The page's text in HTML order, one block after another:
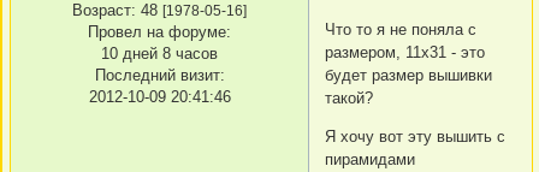
Возраст: 48 [1978-05-16]
Провел на форуме:
10 дней 8 часов
Последний визит:
2012-10-09 20:41:46
Что то я не поняла с
размером, 11х31 - это
будет размер вышивки
такой?
Я хочу вот эту вышить с
пирамидами